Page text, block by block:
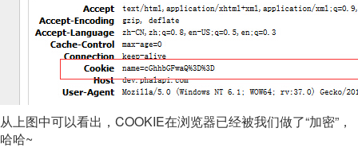
从上图中可以看出，COOKIE在浏览器已经被我们做了“加密”，
哈哈~